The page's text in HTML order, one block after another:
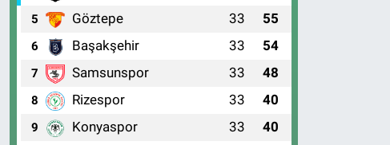
5 Göztepe 33 55
6 Başakşehir 33 54
7 Samsunspor 33 48
8 Rizespor 33 40
9 Konyaspor 33 40